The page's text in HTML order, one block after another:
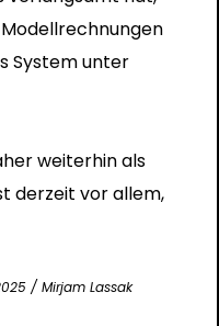
System unter
weiterhin als
derzeit vor allem,
/ Mirjam Lassak
Ringstraße
und dem